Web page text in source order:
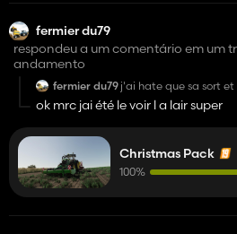
fermier du79
respondeu a um comentário em um
andamento
fermier du79 j'ai hate que sa sort et
NOEL!!!!!
ok mrc jai été le voir l a lair super
Christmas Pack
100%